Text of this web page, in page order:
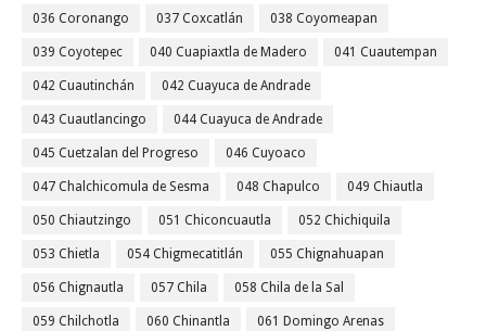
036 Coronango 037 Coxcatlán 038 Coyomeapan
039 Coyotepec 040 Cuapiaxtla de Madero 041 Cuautempan
042 Cuautinchán 042 Cuayuca de Andrade
043 Cuautlancingo 044 Cuayuca de Andrade
045 Cuetzalan del Progreso 046 Cuyoaco
047 Chalchicomula de Sesma 048 Chapulco 049 Chiautla
050 Chiautzingo 051 Chiconcuautla 052 Chichiquila
053 Chietla 054 Chigmecatitlán 055 Chignahuapan
056 Chignautla 057 Chila 058 Chila de la Sal
059 Chilchotla 060 Chinantla 061 Domingo Arenas